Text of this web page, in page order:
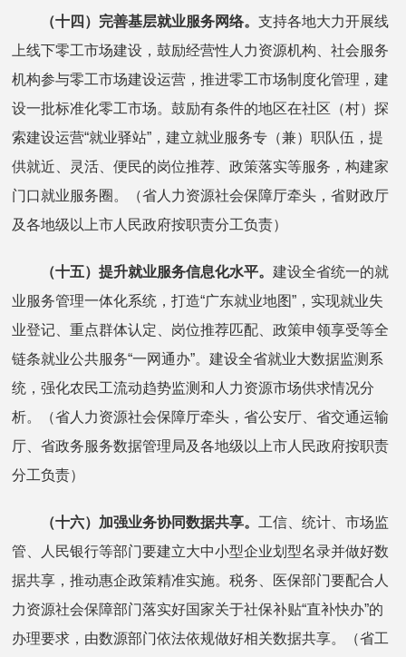
（十四）完善基层就业服务网络。支持各地大力开展线
上线下零工市场建设，鼓励经营性人力资源机构、社会服务
机构参与零工市场建设运营，推进零工市场制度化管理，建
设一批标准化零工市场。鼓励有条件的地区在社区（村）探
索建设运营“就业驿站”，建立就业服务专（兼）职队伍，提
供就近、灵活、便民的岗位推荐、政策落实等服务，构建家
门口就业服务圈。（省人力资源社会保障厅牵头，省财政厅
及各地级以上市人民政府按职责分工负责）
（十五）提升就业服务信息化水平。建设全省统一的就
业服务管理一体化系统，打造“广东就业地图”，实现就业失
业登记、重点群体认定、岗位推荐匹配、政策申领享受等全
链条就业公共服务“一网通办”。建设全省就业大数据监测系
统，强化农民工流动趋势监测和人力资源市场供求情况分
析。（省人力资源社会保障厅牵头，省公安厅、省交通运输
厅、省政务服务数据管理局及各地级以上市人民政府按职责
分工负责）
（十六）加强业务协同数据共享。 工信、统计、市场监
管、人民银行等部门要建立大中小型企业划型名录并做好数
据共享，推动惠企政策精准实施。税务、医保部门要配合人
力资源社会保障部门落实好国家关于社保补贴“直补快办”的
办理要求，由数源部门依法依规做好相关数据共享。（省工